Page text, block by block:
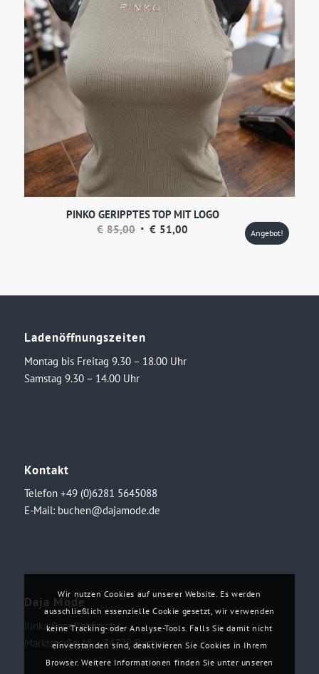
PINKO GERIPPTES TOP MIT LOGO
€ 85,00 Ursprünglicher
€ 51,00 Angebot!
Ladenöffnungszeiten
Montag bis Freitag 9.30 – 18.00 Uhr
Samstag 9.30 – 14.00 Uhr
Kontakt
Telefon +49 (0)6281 5645088
E-Mail: buchen@dajamode.de
Daja Mode
Ilinka Ronellenfitsch
Marktstraße 18・74722 Buchen
Wir nutzen Cookies auf unserer Website. Es werden
ausschließlich essenzielle Cookie gesetzt, wir verwenden
keine Tracking- oder Analyse-Tools. Falls Sie damit nicht
einverstanden sind, deaktivieren Sie Cookies in Ihrem
Browser. Weitere Informationen finden Sie unter unseren